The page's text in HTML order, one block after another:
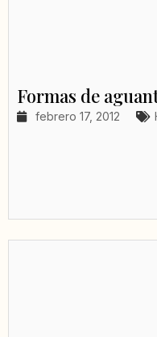
Formas de
febrero 17, 2012